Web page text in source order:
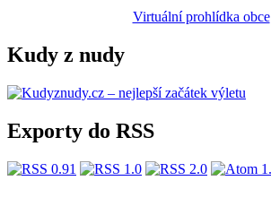
Virtuální prohlídka obce
Kudy z nudy
Exporty do RSS